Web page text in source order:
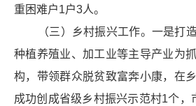
重困难户1户3人。
（三）乡村振兴工作。一是打造
种植养殖业、加工业等主导产业为
构，带领群众脱贫致富奔小康，在
成功创成省级乡村振兴示范村1个，